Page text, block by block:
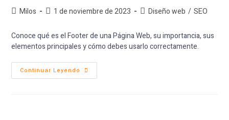
Milos 1 de noviembre de 2023 Diseño web / SEO
Conoce qué es el Footer de una Página Web, su importancia, sus
elementos principales y cómo debes usarlo correctamente.
Continuar Leyendo